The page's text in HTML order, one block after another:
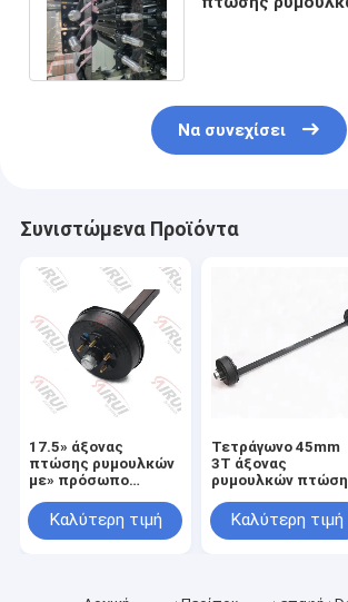
Να συνεχίσει
Συνιστώμενα Προϊόντα
17.5» άξονας
πτώσης ρυμουλκών
με» πρόσωπο
βαρέων καθηκόντων
φορτηγά
Καλύτερη τιμή
Τετράγωνο 45mm
3T άξονας
ρυμουλκών
επιπλέοντα
αλόγων
Καλύτερη τιμή